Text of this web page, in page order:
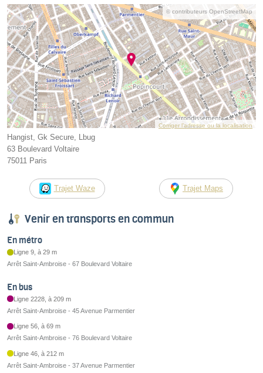
© contributeurs OpenStreetMap
Corriger l’adresse ou la localisation
Hangist, Gk Secure, Lbug
63 Boulevard Voltaire
75011 Paris
Trajet Waze Trajet Maps
Venir en transports en commun
En métro
Ligne 9, à 29 m
Arrêt Saint-Ambroise - 67 Boulevard Voltaire
En bus
Ligne 2228, à 209 m
Arrêt Saint-Ambroise - 45 Avenue Parmentier
Ligne 56, à 69 m
Arrêt Saint-Ambroise - 76 Boulevard Voltaire
Ligne 46, à 212 m
Arrêt Saint-Ambroise - 37 Avenue Parmentier